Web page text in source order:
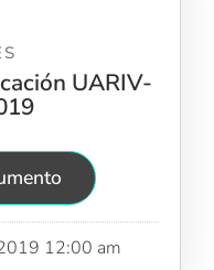
UARIV-
12:00 am